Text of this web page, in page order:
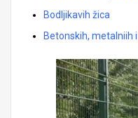
Bodljikavih žica
Betonskih, metalniih